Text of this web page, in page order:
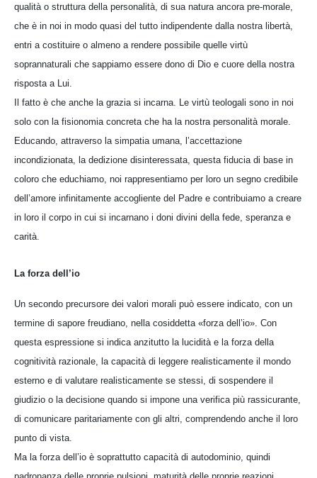
qualità o struttura della personalità, di sua natura ancora pre-morale,
che è in noi in modo quasi del tutto indipendente dalla nostra libertà,
entri a costituire o almeno a rendere possibile quelle virtù
soprannaturali che sappiamo essere dono di Dio e cuore della nostra
risposta a Lui.
Il fatto è che anche la grazia si incarna. Le virtù teologali sono in noi
solo con la fisionomia concreta che ha la nostra personalità morale.
Educando, attraverso la simpatia umana, l’accettazione
incondizionata, la dedizione disinteressata, questa fiducia di base in
coloro che educhiamo, noi rappresentiamo per loro un segno credibile
dell’amore infinitamente accogliente del Padre e contribuiamo a creare
in loro il corpo in cui si incarnano i doni divini della fede, speranza e
carità.
La forza dell’io
Un secondo precursore dei valori morali può essere indicato, con un
termine di sapore freudiano, nella cosiddetta «forza dell’io». Con
questa espressione si indica anzitutto la lucidità e la forza della
cognitività razionale, la capacità di leggere realisticamente il mondo
esterno e di valutare realisticamente se stessi, di sospendere il
giudizio o la decisione quando si impone una verifica più rassicurante,
di comunicare paritariamente con gli altri, comprendendo anche il loro
punto di vista.
Ma la forza dell’io è soprattutto capacità di autodominio, quindi